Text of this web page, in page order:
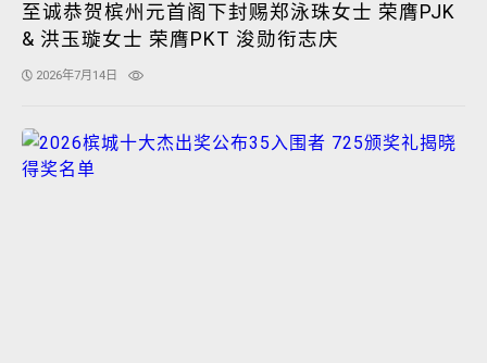
至诚恭贺槟州元首阁下封赐郑泳珠女士 荣膺PJK
& 洪玉璇女士 荣膺PKT 浚勋衔志庆
2026年7月14日